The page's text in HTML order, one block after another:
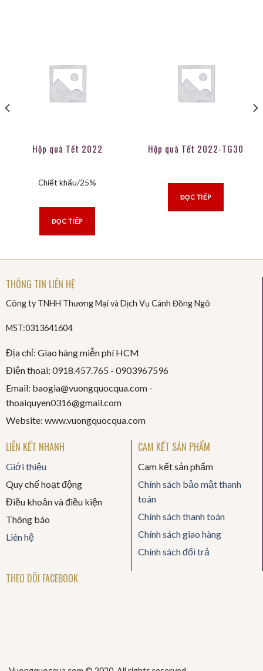
Hộp quà Tết 2022
Chiết khấu/25%
ĐỌC TIẾP
Hộp quà Tết 2022-TG30
ĐỌC TIẾP
THÔNG TIN LIÊN HỆ
Công ty TNHH Thương Mại và Dịch Vụ Cánh Đồng Ngô
MST:0313641604
Địa chỉ: Giao hàng miễn phí HCM
Điện thoại: 0918.457.765 - 0903967596
Email: baogia@vuongquocqua.com -
thoaiquyen0316@gmail.com
Website: www.vuongquocqua.com
LIÊN KẾT NHANH
Giới thiệu
Quy chế hoạt động
Điều khoản và điều kiện
Thông báo
Liên hệ
CAM KẾT SẢN PHẨM
Cam kết sản phẩm
Chính sách bảo mật thanh
toán
Chính sách thanh toán
Chính sách giao hàng
Chính sách đổi trả
THEO DÕI FACEBOOK